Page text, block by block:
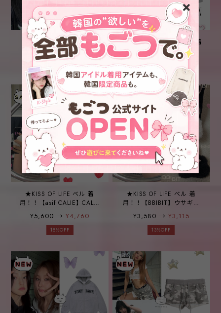
★KISS OF LIFE ハヌル 着
用！！【WOOALONG】
KNOT BALACLAVA -
3COLOR
¥4,200
★KISS OF LIFE ナッティ 着
用！！【SYNERJYN】
STRAP SHIRRING TOP
GRAY
¥4,200
★KISS OF LIFE ベル 着
用！！【asif CALIE】CALIE
GURLS SLEEVELESS
WHITE
¥5,600→¥4,760
15%OFF
★KISS OF LIFE ベル 着
用！！【BBIBIT】ウサギバ
ニーポポキーホルダー
2COLOR
¥3,580→ ¥3,115
13%OFF